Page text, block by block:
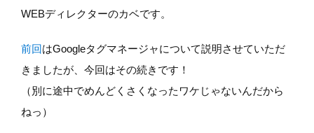
WEBディレクターのカベです。
前回はGoogleタグマネージャについて説明させていただ
きましたが、今回はその続きです！
（別に途中でめんどくさくなったワケじゃないんだから
ねっ）